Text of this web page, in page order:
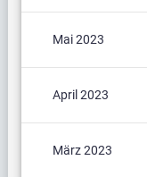
Mai 2023
April 2023
März 2023